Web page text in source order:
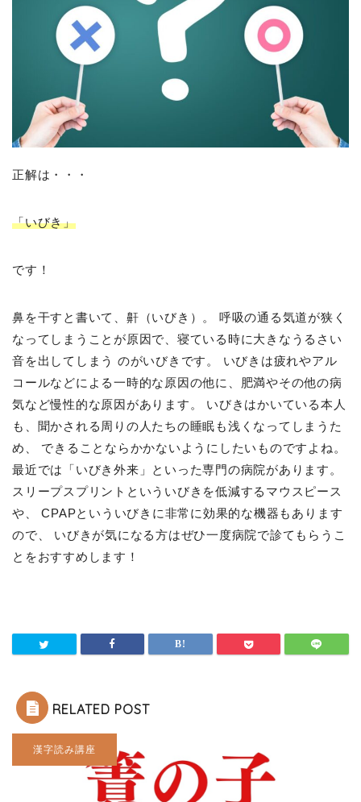
正解は・・・
「いびき」
です！
鼻を干すと書いて、鼾（いびき）。 呼吸の通る気道が狭く
なってしまうことが原因で、寝ている時に大きなうるさい
音を出してしまう のがいびきです。 いびきは疲れやアル
コールなどによる一時的な原因の他に、肥満やその他の病
気など慢性的な原因があります。 いびきはかいている本人
も、聞かされる周りの人たちの睡眠も浅くなってしまうた
め、 できることならかかないようにしたいものですよね。
最近では「いびき外来」といった専門の病院があります。
スリープスプリントといういびきを低減するマウスピース
や、 CPAPといういびきに非常に効果的な機器もあります
ので、 いびきが気になる方はぜひ一度病院で診てもらうこ
とをおすすめします！
RELATED POST
漢字読み講座